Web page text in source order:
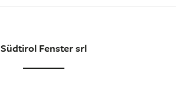
Südtirol Fenster srl